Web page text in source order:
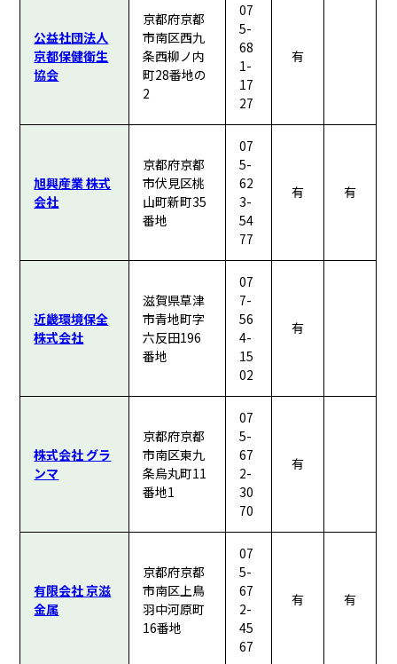
公益社団法人
京都保健衛生
協会
京都府京都
市南区西九
条西柳ノ内
町28番地の
2
07
5-
68
1-
17
27
有
旭興産業 株式
会社
京都府京都
市伏見区桃
山町新町35
番地
07
5-
62
3-
54
77
有 有
近畿環境保全
株式会社
滋賀県草津
市青地町字
六反田196
番地
07
7-
56
4-
15
02
有
株式会社 グラ
ンマ
京都府京都
市南区東九
条烏丸町11
番地1
07
5-
67
2-
30
70
有
有限会社 京滋
金属
京都府京都
市南区上鳥
羽中河原町
16番地
07
5-
67
2-
45
67
有 有